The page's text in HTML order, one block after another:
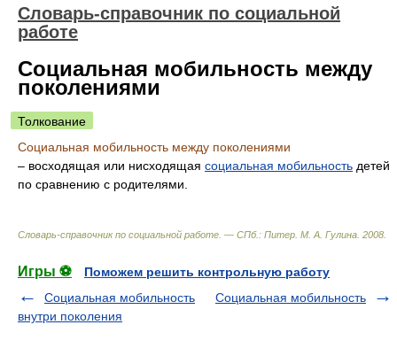
Словарь-справочник по социальной
работе
Социальная мобильность между
поколениями
Толкование
Социальная мобильность между поколениями
– восходящая или нисходящая социальная мобильность детей
по сравнению с родителями.
Словарь-справочник по социальной работе. — СПб.: Питер М. А. Гулина 2008
Игры ⚽
Поможем решить контрольную работу
Социальная мобильность
внутри поколения
Социальная мобильность